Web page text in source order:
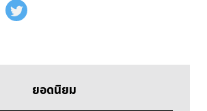
ยอดนิยม